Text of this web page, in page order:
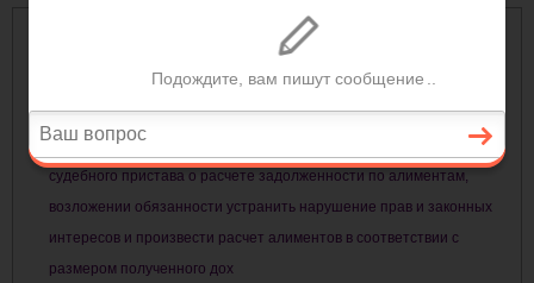
Содержание
Выигранно дело об оспаривании постановления о расчете
задолженности по алиментам
2Дело N33а-9352/2017. О признании незаконным постановления
судебного пристава о расчете задолженности по алиментам,
возложении обязанности устранить нарушение прав и законных
интересов и произвести расчет алиментов в соответствии с
размером полученного дох